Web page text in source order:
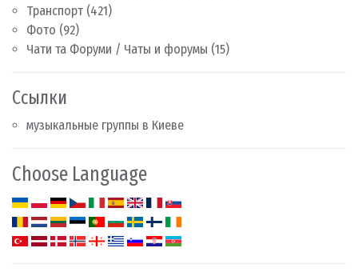
Транспорт (421)
Фото (92)
Чати та Форуми / Чаты и форумы (15)
Ссылки
музыкальные группы в Киеве
Choose Language